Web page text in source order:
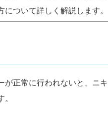
ついて詳しく解説します。
正常に行われないと、ニ